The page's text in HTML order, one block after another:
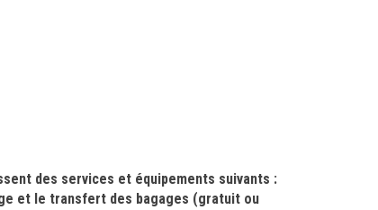
des services et équipements suivants :
et le transfert des bagages (gratuit ou